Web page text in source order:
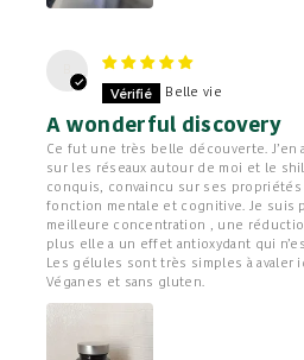
Belle vie
A wonderful discovery
Ce fut une très belle découverte. J’en
sur les réseaux autour de moi et le
conquis, convaincu sur ses
fonction mentale et cognitive. Je suis
meilleure concentration , une
plus elle a un effet antioxydant qui
Les gélules sont très simples à avaler
Véganes et sans gluten.